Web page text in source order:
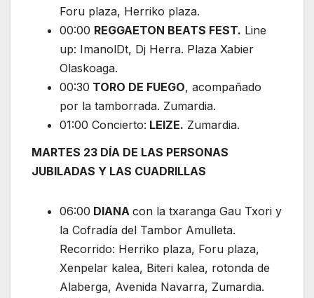
Foru plaza, Herriko plaza.
00:00 REGGAETON BEATS FEST. Line
up: ImanolDt, Dj Herra. Plaza Xabier
Olaskoaga.
00:30 TORO DE FUEGO, acompañado
por la tamborrada. Zumardia.
01:00 Concierto: LEIZE. Zumardia.
MARTES 23 DÍA DE LAS PERSONAS
JUBILADAS Y LAS CUADRILLAS
06:00 DIANA con la txaranga Gau Txori y
la Cofradía del Tambor Amulleta.
Recorrido: Herriko plaza, Foru plaza,
Xenpelar kalea, Biteri kalea, rotonda de
Alaberga, Avenida Navarra, Zumardia.